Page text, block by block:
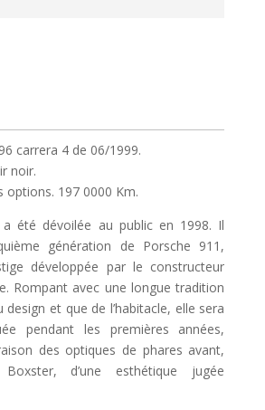
carrera 4 de 06/1999.
noir.
options. 197 0000 Km.
été dévoilée au public en 1998. Il
génération de Porsche 911,
développée par le constructeur
Rompant avec une longue tradition
et que de l’habitacle, elle sera
pendant les premières années,
des optiques de phares avant,
d’une esthétique jugée